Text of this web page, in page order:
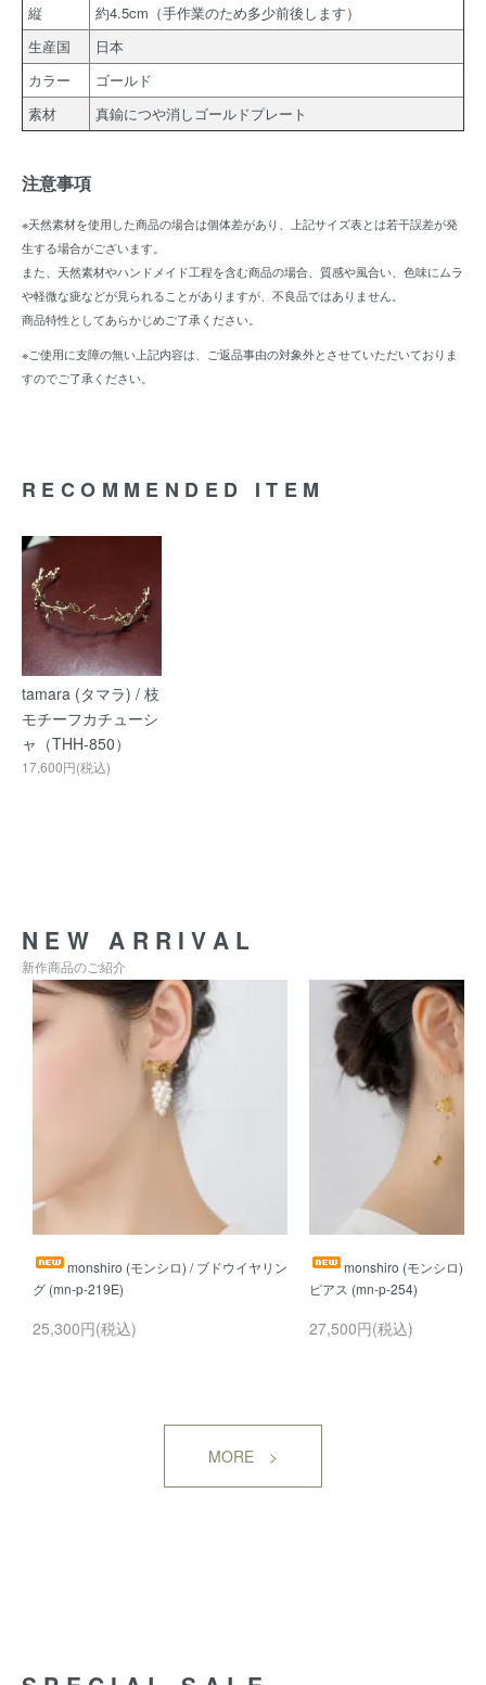
縦
約4.5cm（手作業のため多少前後します）
生産国
日本
カラー
ゴールド
素材
真鍮につや消しゴールドプレート
注意事項
※天然素材を使用した商品の場合は個体差があり、上記サイズ表とは若干誤差が発
生する場合がございます。
また、天然素材やハンドメイド工程を含む商品の場合、質感や風合い、色味にムラ
や軽微な疵などが見られることがありますが、不良品ではありません。
商品特性としてあらかじめご了承ください。
※ご使用に支障の無い上記内容は、ご返品事由の対象外とさせていただいておりま
すのでご了承ください。
RECOMMENDED ITEM
tamara (タマラ) / 枝
モチーフカチューシ
ャ（THH-850）
17,600円(税込)
NEW ARRIVAL
新作商品のご紹介
monshiro (モンシロ) / ブドウイヤリン
25,300円(税込)
monshiro (モンシロ) /
27,500円(税込)
MORE >